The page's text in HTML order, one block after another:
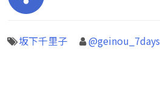
坂下千里子 @geinou_7days